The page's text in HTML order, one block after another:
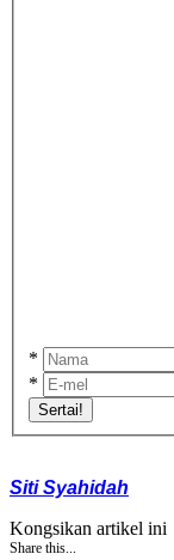
*
*
Sertai!
Siti Syahidah
Kongsikan artikel ini
Share this...